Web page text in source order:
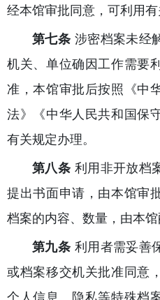
经本馆审批同意，可利用有
第七条 涉密档案未经
机关、单位确因工作需要
准，本馆审批后按照《中
法》《中华人民共和国保
有关规定办理。
第八条 利用非开放档
提出书面申请，由本馆审
档案的内容、数量，由本馆
第九条 利用者需妥善
或档案移交机关批准同意
个人信息、隐私等特殊档